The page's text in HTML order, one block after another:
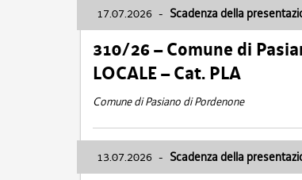
17.07.2026 - Scadenza della
310/26 – Comune di
LOCALE – Cat. PLA
Comune di Pasiano di Pordenone
13.07.2026 - Scadenza della